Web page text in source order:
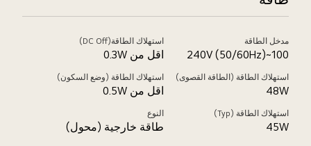
مدخل الطاقة
100~240V (50/60Hz)
استهلاك الطاقة(DC Off)
اقل من 0.3W
استهلاك الطاقة (الطاقة القصوى)
48W
استهلاك الطاقة (وضع السكون)
اقل من 0.5W
استهلاك الطاقة (Typ)
45W
النوع
طاقة خارجية (محول)